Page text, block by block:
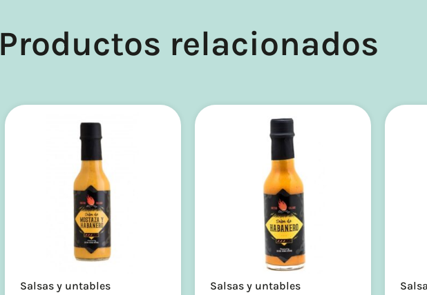
Productos relacionados
Salsas y untables Salsas y untables